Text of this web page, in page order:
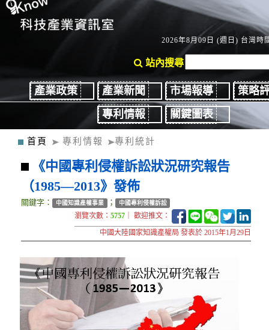
2026年8月09日 (週日) 台灣時
站內搜尋
產業政策 產業新聞 市場報導
策略
專利情報
關鍵圖表
首頁 專利情報 專利統計
《中國專利侵權訴訟狀況研究報告
（1985—2013》發佈
關鍵字： 中國知識產權事業 ； 中國專利侵權訴訟
瀏覽次數：5757 ｜ 歡迎推文：
中國大陸國家知識產權局 發表於 2015年1月29日